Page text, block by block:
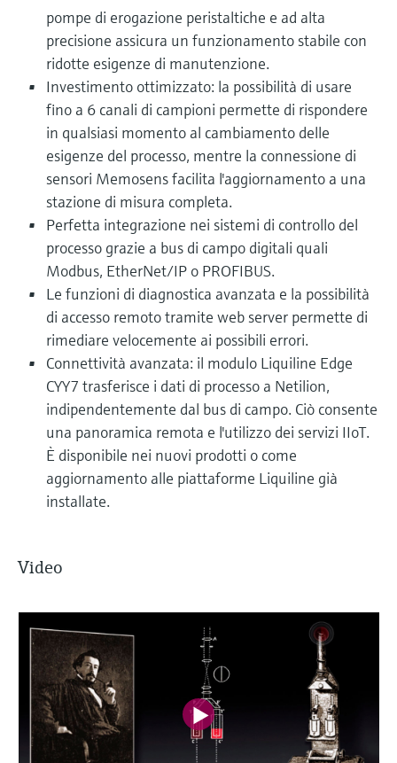
pompe di erogazione peristaltiche e ad alta
precisione assicura un funzionamento stabile con
ridotte esigenze di manutenzione.
Investimento ottimizzato: la possibilità di usare
fino a 6 canali di campioni permette di rispondere
in qualsiasi momento al cambiamento delle
esigenze del processo, mentre la connessione di
sensori Memosens facilita l'aggiornamento a una
stazione di misura completa.
Perfetta integrazione nei sistemi di controllo del
processo grazie a bus di campo digitali quali
Modbus, EtherNet/IP o PROFIBUS.
Le funzioni di diagnostica avanzata e la possibilità
di accesso remoto tramite web server permette di
rimediare velocemente ai possibili errori.
Connettività avanzata: il modulo Liquiline Edge
CYY7 trasferisce i dati di processo a Netilion,
indipendentemente dal bus di campo. Ciò consente
una panoramica remota e l'utilizzo dei servizi IIoT.
È disponibile nei nuovi prodotti o come
aggiornamento alle piattaforme Liquiline già
installate.
Video